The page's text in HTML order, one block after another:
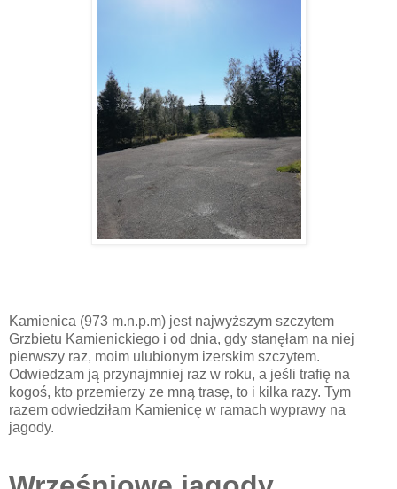
Kamienica (973 m.n.p.m) jest najwyższym szczytem
Grzbietu Kamienickiego i od dnia, gdy stanęłam na niej
pierwszy raz, moim ulubionym izerskim szczytem.
Odwiedzam ją przynajmniej raz w roku, a jeśli trafię na
kogoś, kto przemierzy ze mną trasę, to i kilka razy. Tym
razem odwiedziłam Kamienicę w ramach wyprawy na
jagody.